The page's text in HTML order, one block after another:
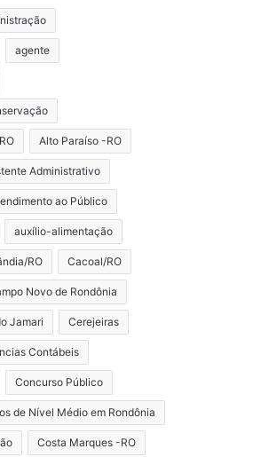
agente
Alto Paraíso -RO
Administrativo
ao Público
auxílio-alimentação
RO Cacoal/RO
Novo de Rondônia
Jamari Cerejeiras
Contábeis
Concurso Público
de Nível Médio em Rondônia
Costa Marques -RO